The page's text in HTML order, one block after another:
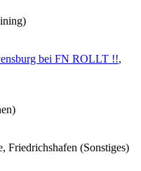
bei FN ROLLT !!,
Friedrichshafen (Sonstiges)